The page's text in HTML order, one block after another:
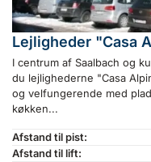
Lejligheder "Casa
I centrum af Saalbach og
du lejlighederne "Casa
og velfungerende med
køkken...
Afstand til pist:
Afstand til lift: